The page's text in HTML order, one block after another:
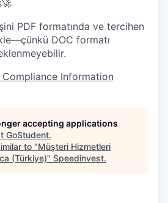
PDF formatında ve tercihen
DOC formatı
Information
accepting applications
GoStudent.
to "Müşteri Hizmetleri
(Türkiye)" Speedinvest.